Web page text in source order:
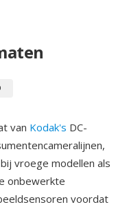
van Kodak's DC-
vroege modellen als
onbewerkte
voordat